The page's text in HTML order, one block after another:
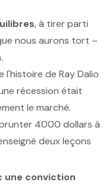
, à tirer parti
nous aurons tort –
de Ray Dalio
récession était
le marché.
4000 dollars à
deux leçons
une conviction